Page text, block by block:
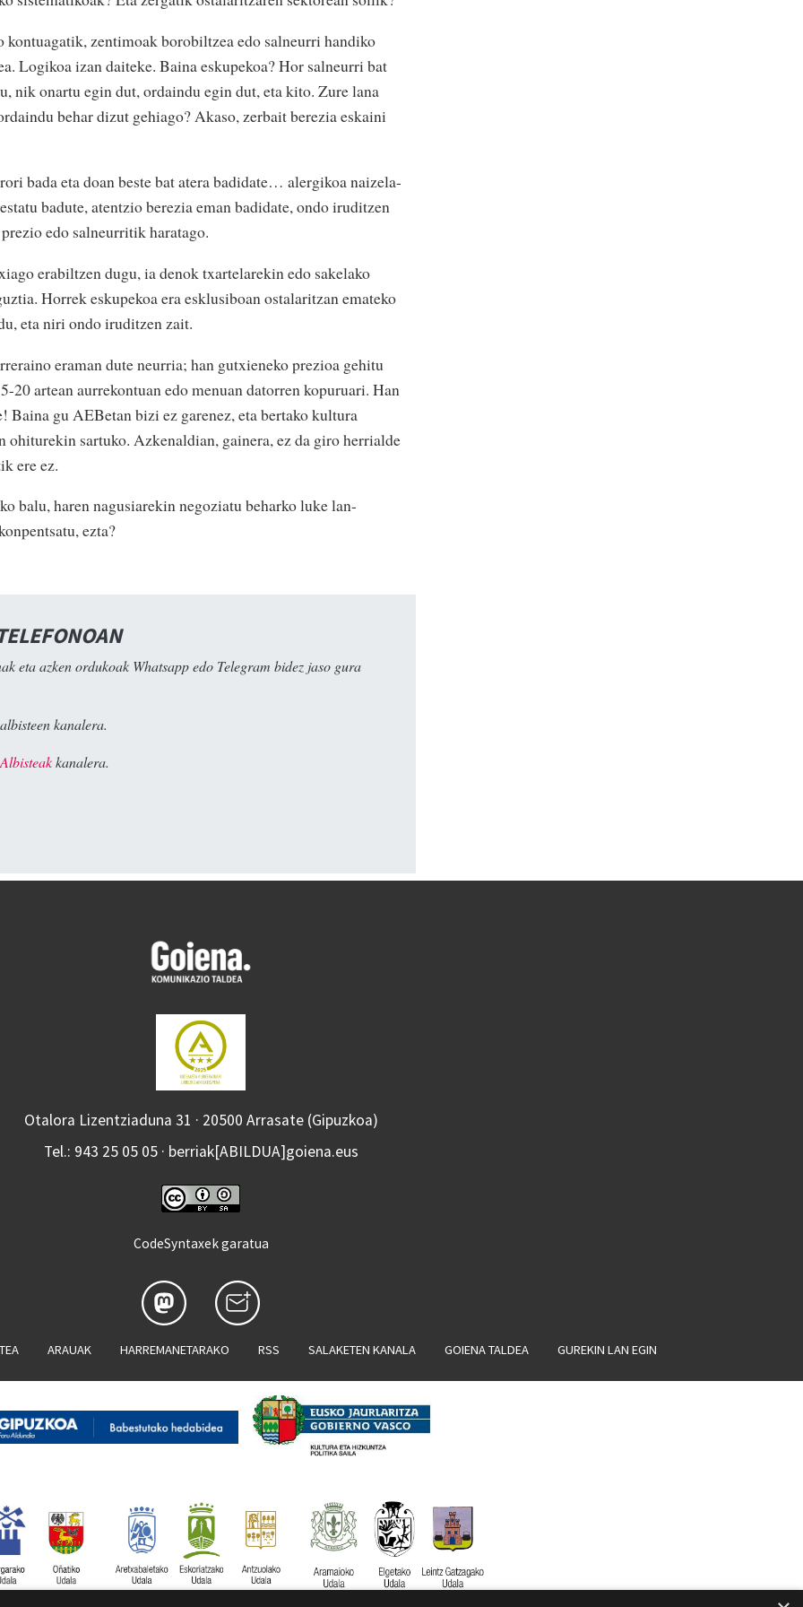
kontuagatik, zentimoak borobiltzea edo salneurri handiko
Logikoa izan daiteke. Baina eskupekoa? Hor salneurri bat
nik onartu egin dut, ordaindu egin dut, eta kito. Zure lana
behar dizut gehiago? Akaso, zerbait berezia eskaini
bada eta doan beste bat atera badidate… alergikoa naizela-
badute, atentzio berezia eman badidate, ondo iruditzen
edo salneurritik haratago.
erabiltzen dugu, ia denok txartelarekin edo sakelako
Horrek eskupekoa era esklusiboan ostalaritzan emateko
eta niri ondo iruditzen zait.
eraman dute neurria; han gutxieneko prezioa gehitu
artean aurrekontuan edo menuan datorren kopuruari. Han
Baina gu AEBetan bizi ez garenez, eta bertako kultura
ohiturekin sartuko. Azkenaldian, gainera, ez da giro herrialde
ere ez.
balu, haren nagusiarekin negoziatu beharko luke lan-
ezta?
eta azken ordukoak Whatsapp edo Telegram bidez jaso gura
albisteen kanalera.
kanalera.
Otalora Lizentziaduna 31 · 20500 Arrasate (Gipuzkoa)
Tel.: 943 25 05 05 · berriak[ABILDUA]goiena.eus
CodeSyntaxek garatua
ARAUAK HARREMANETARAKO RSS SALAKETEN KANALA GOIENA TALDEA GUREKIN LAN EGIN